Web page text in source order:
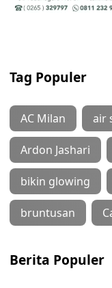
Tag Populer
AC Milan air
Ardon Jashari
bikin glowing
bruntusan
Berita Populer